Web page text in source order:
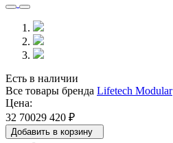
Есть в наличии
Все товары бренда Lifetech Modular
Цена:
32 70029 420 ₽
Добавить в корзину